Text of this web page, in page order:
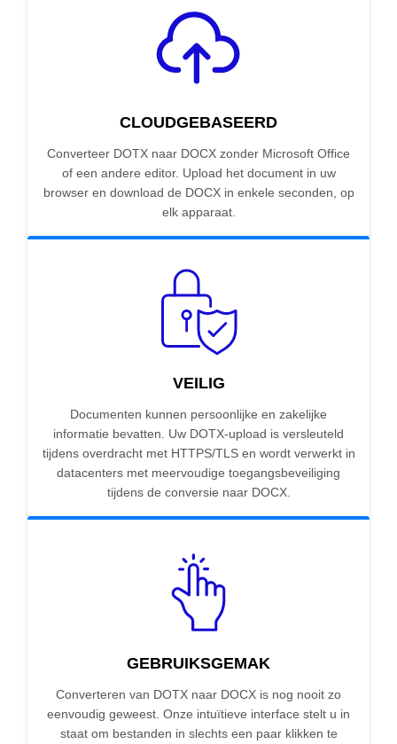
CLOUDGEBASEERD
Converteer DOTX naar DOCX zonder Microsoft Office
of een andere editor. Upload het document in uw
browser en download de DOCX in enkele seconden, op
elk apparaat.
VEILIG
Documenten kunnen persoonlijke en zakelijke
informatie bevatten. Uw DOTX-upload is versleuteld
tijdens overdracht met HTTPS/TLS en wordt verwerkt in
datacenters met meervoudige toegangsbeveiliging
tijdens de conversie naar DOCX.
GEBRUIKSGEMAK
Converteren van DOTX naar DOCX is nog nooit zo
eenvoudig geweest. Onze intuïtieve interface stelt u in
staat om bestanden in slechts een paar klikken te